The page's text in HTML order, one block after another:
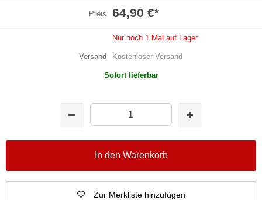
Preis 64,90 €*
Nur noch 1 Mal auf Lager
Versand Kostenloser Versand
Sofort lieferbar
In den Warenkorb
Zur Merkliste hinzufügen